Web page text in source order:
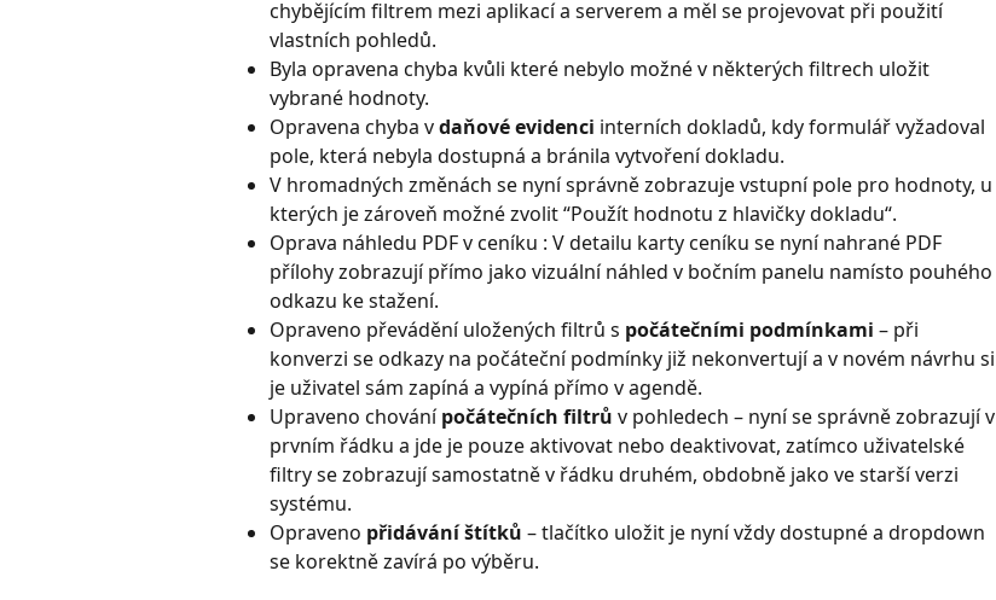
chybějícím filtrem mezi aplikací a serverem a měl se projevovat při použití
vlastních pohledů.
Byla opravena chyba kvůli které nebylo možné v některých filtrech uložit
vybrané hodnoty.
Opravena chyba v daňové evidenci interních dokladů, kdy formulář vyžadoval
pole, která nebyla dostupná a bránila vytvoření dokladu.
V hromadných změnách se nyní správně zobrazuje vstupní pole pro hodnoty, u
kterých je zároveň možné zvolit “Použít hodnotu z hlavičky dokladu“.
Oprava náhledu PDF v ceníku : V detailu karty ceníku se nyní nahrané PDF
přílohy zobrazují přímo jako vizuální náhled v bočním panelu namísto pouhého
odkazu ke stažení.
Opraveno převádění uložených filtrů s počátečními podmínkami – při
konverzi se odkazy na počáteční podmínky již nekonvertují a v novém návrhu si
je uživatel sám zapíná a vypíná přímo v agendě.
Upraveno chování počátečních filtrů v pohledech – nyní se správně zobrazují v
prvním řádku a jde je pouze aktivovat nebo deaktivovat, zatímco uživatelské
filtry se zobrazují samostatně v řádku druhém, obdobně jako ve starší verzi
systému.
Opraveno přidávání štítků – tlačítko uložit je nyní vždy dostupné a dropdown
se korektně zavírá po výběru.